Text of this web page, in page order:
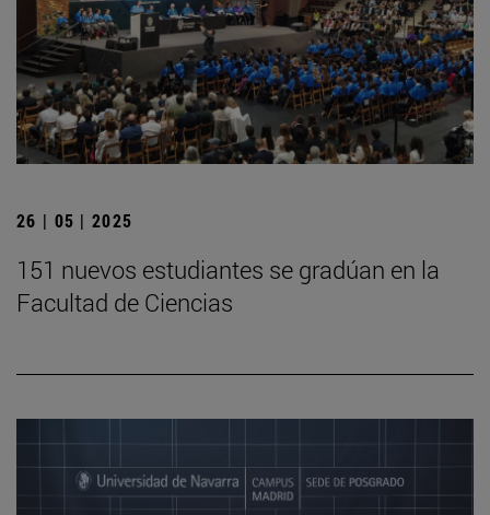
26 | 05 | 2025
151 nuevos estudiantes se gradúan en la
Facultad de Ciencias